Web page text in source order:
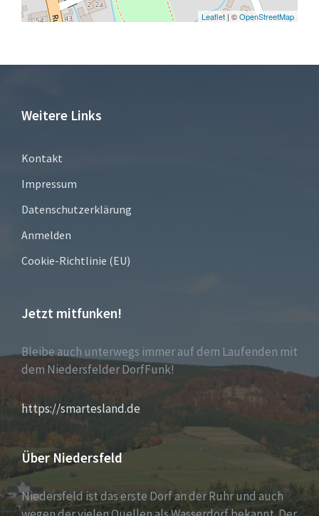
Leaflet | ©OpenStreetMap
Weitere Links
Kontakt
Impressum
Datenschutzerklärung
Anmelden
Cookie-Richtlinie (EU)
Jetzt mitfunken!
Bleibe auch unterwegs immer auf dem Laufenden mit
dem Niedersfelder DorfFunk!
https://smartesland.de
Über Niedersfeld
Niedersfeld ist das erste Dorf an der Ruhr und auch